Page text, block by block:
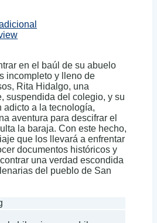
en el baúl de su abuelo
incompleto y lleno de
Rita Hidalgo, una
suspendida del colegio, y su
adicto a la tecnología,
aventura para descifrar el
la baraja. Con este hecho,
que los llevará a enfrentar
documentos históricos y
una verdad escondida
del pueblo de San